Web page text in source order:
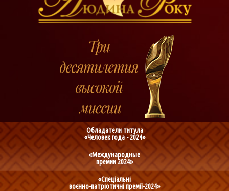
Обладатели титула
«Человек года - 2024»
«Международные
премии 2024»
«Спеціальні
воєнно-патріотичні премії-2024»